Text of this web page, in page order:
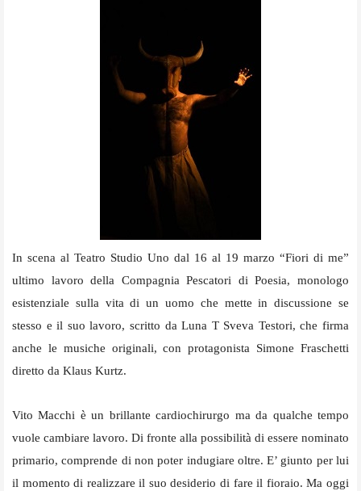
In scena al Teatro Studio Uno dal 16 al 19 marzo “Fiori di me”
ultimo lavoro della Compagnia Pescatori di Poesia, monologo
esistenziale sulla vita di un uomo che mette in discussione se
stesso e il suo lavoro, scritto da Luna T Sveva Testori, che firma
anche le musiche originali, con protagonista Simone Fraschetti
diretto da Klaus Kurtz.
Vito Macchi è un brillante cardiochirurgo ma da qualche tempo
vuole cambiare lavoro. Di fronte alla possibilità di essere nominato
primario, comprende di non poter indugiare oltre. E’ giunto per lui
il momento di realizzare il suo desiderio di fare il fioraio. Ma oggi